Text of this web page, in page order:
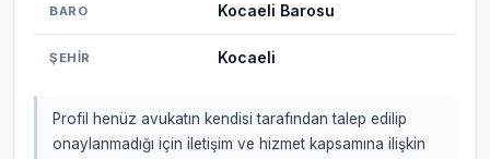
BARO Kocaeli Barosu
ŞEHIR Kocaeli
Profil henüz avukatın kendisi tarafından talep edilip
onaylanmadığı için iletişim ve hizmet kapsamına ilişkin